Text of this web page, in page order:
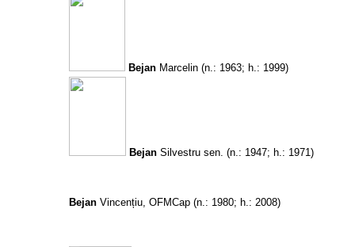
BejanMarcelin(n.: 1963; h.: 1999)
BejanSilvestru sen. (n.: 1947; h.: 1971)
BejanVincențiu, OFMCap (n.: 1980; h.: 2008)